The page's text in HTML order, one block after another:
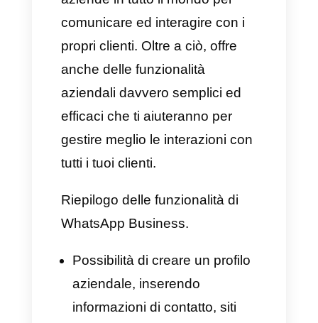
ricevere una demo del
prodotto, onboarding e molto
altro ancora.
Scalabilità: Un CRM capace
di scalare gradualmente la
propria attività. Le funzionalità
sono ideate al fine di
analizzare e apportare tutte le
modifiche più rilevanti, capaci
di migliorare le prestazioni in
ogni singola fase del ciclo di